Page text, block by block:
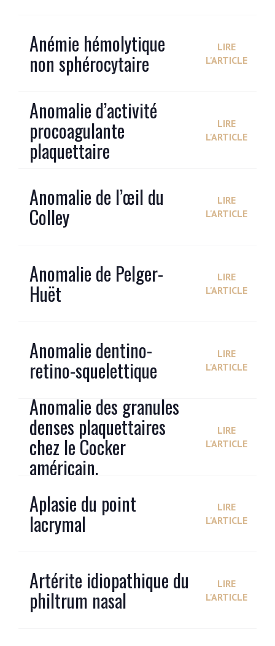
Anémie hémolytique
non sphérocytaire
LIRE
L'ARTICLE
Anomalie d’activité
procoagulante
plaquettaire
LIRE
L'ARTICLE
Anomalie de l’œil du
Colley
LIRE
L'ARTICLE
Anomalie de Pelger-
Huët
LIRE
L'ARTICLE
Anomalie dentino-
retino-squelettique
LIRE
L'ARTICLE
Anomalie des granules
denses plaquettaires
chez le Cocker
américain.
LIRE
L'ARTICLE
Aplasie du point
lacrymal
LIRE
L'ARTICLE
Artérite idiopathique du
philtrum nasal
LIRE
L'ARTICLE